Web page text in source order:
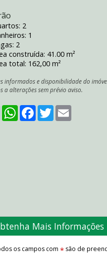
2
1
2
construída: 41.00 m²
total: 162,00 m²
informados e disponibilidade do
a alterações sem prévio aviso.
ShareWhatsApp
Facebook
Twitter
Mais Informações
os campos com *são de